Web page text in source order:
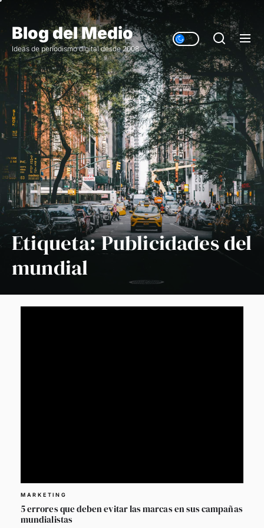
Saltar
al
contenido
Blog del Medio
Ideas de periodismo digital desde 2008
Etiqueta:Publicidades del
mundial
MARKETING
5 errores que deben evitar las marcas en sus campañas
mundialistas